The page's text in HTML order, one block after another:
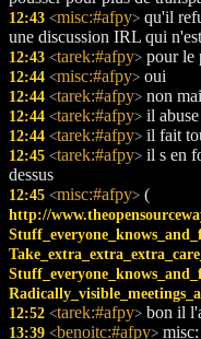
12:43 <misc:#afpy> qu'il
une discussion IRL qui
12:43 <tarek:#afpy> pour le
12:44 <misc:#afpy> oui
12:44 <tarek:#afpy> non
12:44 <tarek:#afpy> il abuse
12:44 <tarek:#afpy> il fait
12:45 <tarek:#afpy> il s en
dessus
12:45 <misc:#afpy> (
http://
12:52 <tarek:#afpy> bon il
13:39 <benoitc:#afpy>